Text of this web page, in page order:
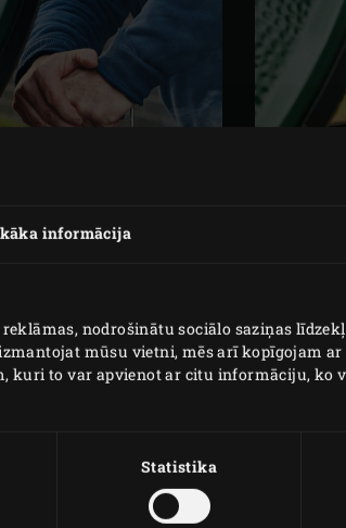
informācija
nodrošinātu sociālo saziņas
mūsu vietni, mēs arī kopīgojam ar
kuri to var apvienot ar citu informāciju, ko
Statistika
novietojiet čuguna plančas pusi
un
250 °C. Nogrieziet sešus aptuveni 20